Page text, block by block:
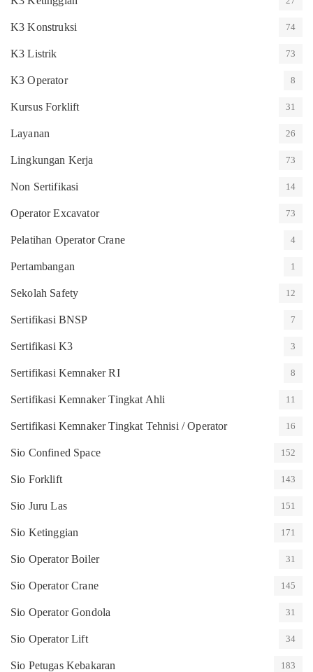
K3 Konstruksi 74
K3 Listrik 73
K3 Operator 8
Kursus Forklift 31
Layanan 26
Lingkungan Kerja 73
Non Sertifikasi 14
Operator Excavator 73
Pelatihan Operator Crane 4
Pertambangan 1
Sekolah Safety 12
Sertifikasi BNSP 7
Sertifikasi K3 3
Sertifikasi Kemnaker RI 8
Sertifikasi Kemnaker Tingkat Ahli 11
Sertifikasi Kemnaker Tingkat Tehnisi / Operator 16
Sio Confined Space 152
Sio Forklift 143
Sio Juru Las 151
Sio Ketinggian 171
Sio Operator Boiler 31
Sio Operator Crane 145
Sio Operator Gondola 31
Sio Operator Lift 34
Sio Petugas Kebakaran 183